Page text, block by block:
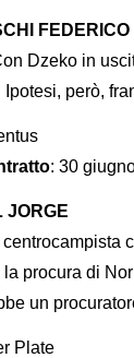
FEDERICO
Dzeko in
però,
: 30
JORGE
centrocampista
la procura di
un
Plate